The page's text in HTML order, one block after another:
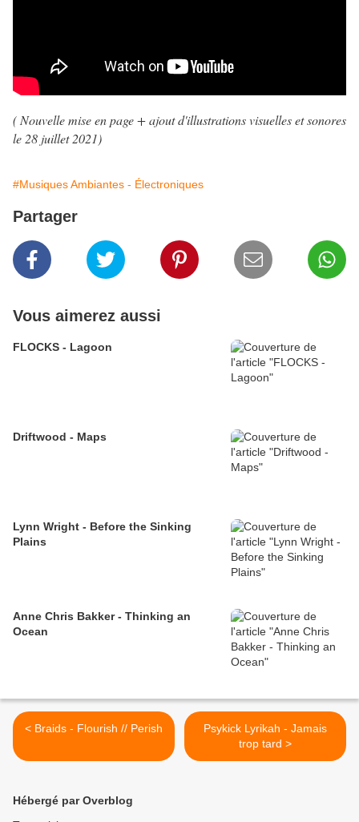
( Nouvelle mise en page + ajout d'illustrations visuelles et sonores
le 28 juillet 2021)
#Musiques Ambiantes - Électroniques
Partager
Vous aimerez aussi
FLOCKS - Lagoon
Driftwood - Maps
Lynn Wright - Before the Sinking
Plains
Anne Chris Bakker - Thinking an
Ocean
< Braids - Flourish // Perish
Psykick Lyrikah - Jamais
trop tard >
Hébergé par Overblog